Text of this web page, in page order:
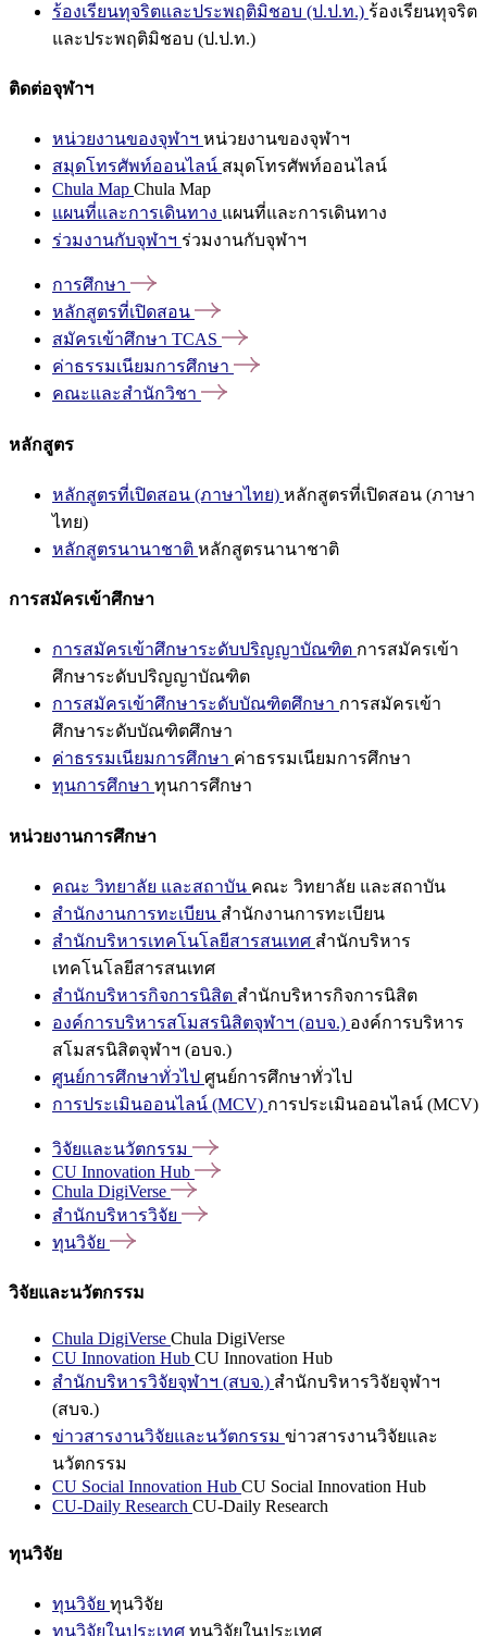
ร้องเรียนทุจริตและประพฤติมิชอบ (ป.ป.ท.) ร้องเรียนทุจริต
และประพฤติมิชอบ (ป.ป.ท.)
ติดต่อจุฬาฯ
หน่วยงานของจุฬาฯ หน่วยงานของจุฬาฯ
สมุดโทรศัพท์ออนไลน์ สมุดโทรศัพท์ออนไลน์
Chula Map Chula Map
แผนที่และการเดินทาง แผนที่และการเดินทาง
ร่วมงานกับจุฬาฯ ร่วมงานกับจุฬาฯ
การศึกษา
หลักสูตรที่เปิดสอน
สมัครเข้าศึกษา TCAS
ค่าธรรมเนียมการศึกษา
คณะและสำนักวิชา
หลักสูตร
หลักสูตรที่เปิดสอน (ภาษาไทย) หลักสูตรที่เปิดสอน (ภาษา
ไทย)
หลักสูตรนานาชาติ หลักสูตรนานาชาติ
การสมัครเข้าศึกษา
การสมัครเข้าศึกษาระดับปริญญาบัณฑิต การสมัครเข้า
ศึกษาระดับปริญญาบัณฑิต
การสมัครเข้าศึกษาระดับบัณฑิตศึกษา การสมัครเข้า
ศึกษาระดับบัณฑิตศึกษา
ค่าธรรมเนียมการศึกษา ค่าธรรมเนียมการศึกษา
ทุนการศึกษา ทุนการศึกษา
หน่วยงานการศึกษา
คณะ วิทยาลัย และสถาบัน คณะ วิทยาลัย และสถาบัน
สำนักงานการทะเบียน สำนักงานการทะเบียน
สำนักบริหารเทคโนโลยีสารสนเทศ สำนักบริหาร
เทคโนโลยีสารสนเทศ
สำนักบริหารกิจการนิสิต สำนักบริหารกิจการนิสิต
องค์การบริหารสโมสรนิสิตจุฬาฯ (อบจ.) องค์การบริหาร
สโมสรนิสิตจุฬาฯ (อบจ.)
ศูนย์การศึกษาทั่วไป ศูนย์การศึกษาทั่วไป
การประเมินออนไลน์ (MCV) การประเมินออนไลน์ (MCV)
วิจัยและนวัตกรรม
CU Innovation Hub
Chula DigiVerse
สำนักบริหารวิจัย
ทุนวิจัย
วิจัยและนวัตกรรม
Chula DigiVerse Chula DigiVerse
CU Innovation Hub CU Innovation Hub
สำนักบริหารวิจัยจุฬาฯ (สบจ.) สำนักบริหารวิจัยจุฬาฯ
(สบจ.)
ข่าวสารงานวิจัยและนวัตกรรม ข่าวสารงานวิจัยและ
นวัตกรรม
CU Social Innovation Hub CU Social Innovation Hub
CU-Daily Research CU-Daily Research
ทุนวิจัย
ทุนวิจัย ทุนวิจัย
ทุนวิจัยในประเทศ ทุนวิจัยในประเทศ